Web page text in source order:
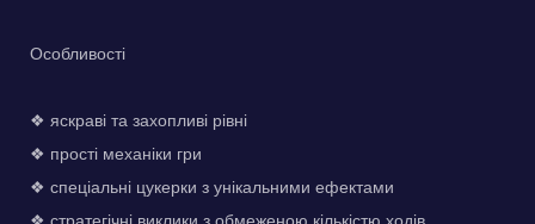
Особливості
❖ яскраві та захопливі рівні
❖ прості механіки гри
❖ спеціальні цукерки з унікальними ефектами